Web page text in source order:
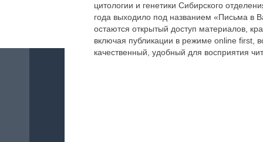
цитологии и генетики Сибирского
года выходило под названием «Письма в
остаются открытый доступ материалов,
включая публикации в режиме online first,
качественный, удобный для восприятия